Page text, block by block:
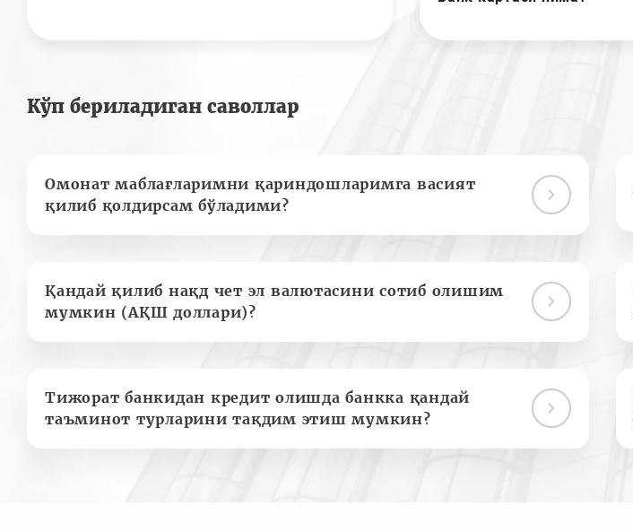
Кўп бериладиган саволлар
Омонат маблағларимни қариндошларимга васият
қилиб қолдирсам бўладими?
Қандай қилиб нақд чет эл валютасини сотиб олишим
мумкин (АҚШ доллари)?
Тижорат банкидан кредит олишда банкка қандай
таъминот турларини тақдим этиш мумкин?